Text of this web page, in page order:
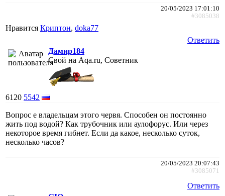
20/05/2023 17:01:10
#3085038
Нравится Криптон, doka77
Ответить
Дамир184
Свой на Aqa.ru, Советник
6120 5542
Вопрос е владельцам этого червя. Способен он постоянно
жить под водой? Как трубочник или аулофорус. Или через
некоторое время гибнет. Если да какое, несколько суток,
несколько часов?
20/05/2023 20:07:43
#3085071
Ответить